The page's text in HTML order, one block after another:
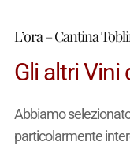
L’ora – Cantina
Gli altri
Abbiamo
particolarmente